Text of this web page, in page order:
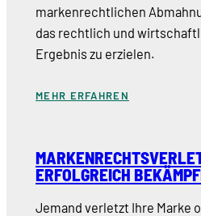
markenrechtlichen
das rechtlich und
Ergebnis zu erzielen.
MEHR ERFAHREN
ERFOLGREICH
Jemand verletzt Ihre Marke